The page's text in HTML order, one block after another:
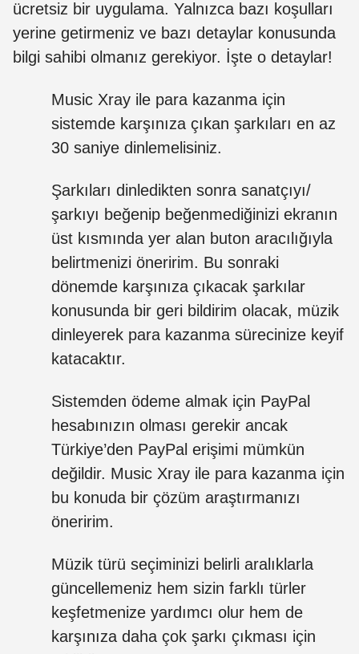
ücretsiz bir uygulama. Yalnızca bazı koşulları
yerine getirmeniz ve bazı detaylar konusunda
bilgi sahibi olmanız gerekiyor. İşte o detaylar!
Music Xray ile para kazanma için
sistemde karşınıza çıkan şarkıları en az
30 saniye dinlemelisiniz.
Şarkıları dinledikten sonra sanatçıyı/
şarkıyı beğenip beğenmediğinizi ekranın
üst kısmında yer alan buton aracılığıyla
belirtmenizi öneririm. Bu sonraki
dönemde karşınıza çıkacak şarkılar
konusunda bir geri bildirim olacak, müzik
dinleyerek para kazanma sürecinize keyif
katacaktır.
Sistemden ödeme almak için PayPal
hesabınızın olması gerekir ancak
Türkiye’den PayPal erişimi mümkün
değildir. Music Xray ile para kazanma için
bu konuda bir çözüm araştırmanızı
öneririm.
Müzik türü seçiminizi belirli aralıklarla
güncellemeniz hem sizin farklı türler
keşfetmenize yardımcı olur hem de
karşınıza daha çok şarkı çıkması için